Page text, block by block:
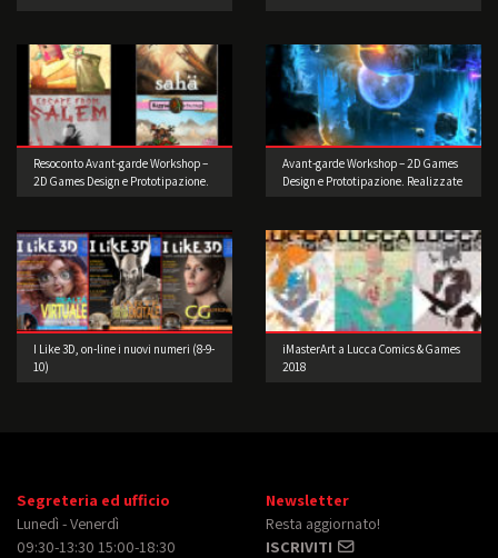
Resoconto Avant-garde Workshop –
2D Games Design e Prototipazione.
Avant-garde Workshop – 2D Games
Design e Prototipazione. Realizzate
I Like 3D, on-line i nuovi numeri (8-9-
10)
iMasterArt a Lucca Comics & Games
2018
Segreteria ed ufficio
Lunedì - Venerdì
09:30-13:30 15:00-18:30
Newsletter
Resta aggiornato!
ISCRIVITI